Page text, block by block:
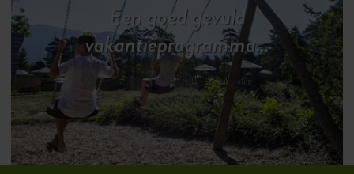
Een goed gevuld
vakantieprogramma…